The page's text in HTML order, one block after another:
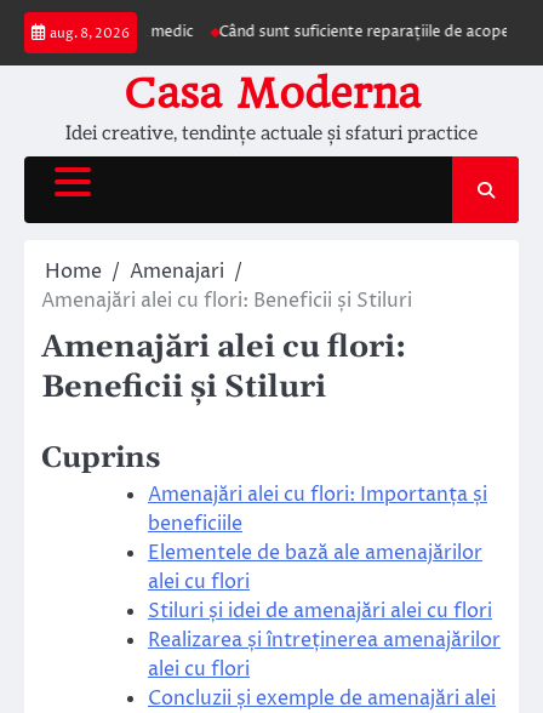
Skip
content
aug. 8, 2026
la medic Când sunt suficiente reparațiile de acoperiș și când
Casa Moderna
Idei creative, tendințe actuale și sfaturi practice
Home
Amenajari
Amenajări alei cu flori: Beneficii și Stiluri
Amenajări alei cu flori:
Beneficii și Stiluri
Cuprins
Amenajări alei cu flori: Importanța și
beneficiile
Elementele de bază ale amenajărilor
alei cu flori
Stiluri și idei de amenajări alei cu flori
Realizarea și întreținerea amenajărilor
alei cu flori
Concluzii și exemple de amenajări alei